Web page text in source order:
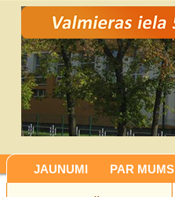
JAUNUMI PAR MUMS